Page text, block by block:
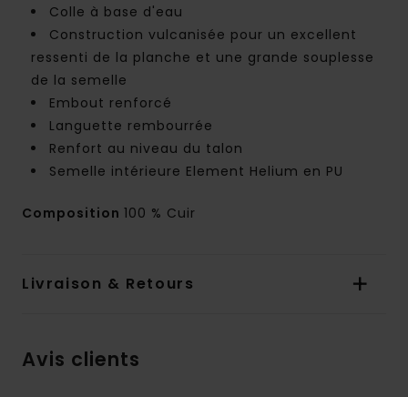
Colle à base d'eau
Construction vulcanisée pour un excellent
ressenti de la planche et une grande souplesse
de la semelle
Embout renforcé
Languette rembourrée
Renfort au niveau du talon
Semelle intérieure Element Helium en PU
Composition 100 % Cuir
Livraison & Retours
Avis clients